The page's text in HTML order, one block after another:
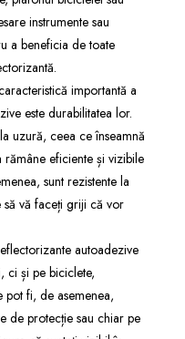
instrumente sau
a beneficia de toate
importantă a
este durabilitatea lor.
uzură, ceea ce înseamnă
eficiente și vizibile
sunt rezistente la
să vă faceți griji că vor
autoadezive
ci și pe biciclete,
pot fi, de asemenea,
de protecție sau chiar pe